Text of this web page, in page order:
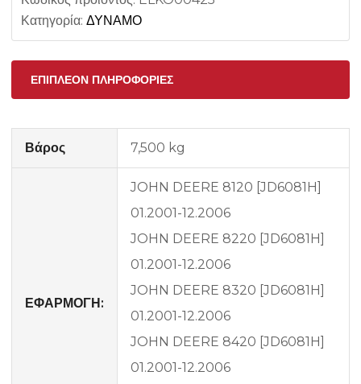
Κατηγορία: ΔΥΝΑΜΟ
ΕΠΙΠΛΈΟΝ ΠΛΗΡΟΦΟΡΊΕΣ
Βάρος 7,500 kg
ΕΦΑΡΜΟΓΗ:
JOHN DEERE 8120 [JD6081H]
01.2001-12.2006
JOHN DEERE 8220 [JD6081H]
01.2001-12.2006
JOHN DEERE 8320 [JD6081H]
01.2001-12.2006
JOHN DEERE 8420 [JD6081H]
01.2001-12.2006